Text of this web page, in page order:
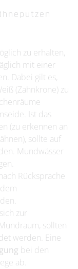
zu erhalten,
mit einer
Dabei gilt es,
(Zahnkrone) zu
Ist das
(zu erkennen an
sollte auf
Mundwässer
Rücksprache
zur
sollten
werden. Eine
bei den
ab.